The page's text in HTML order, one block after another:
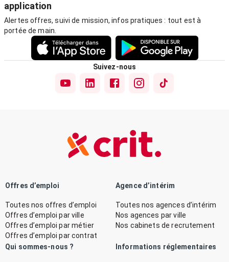
application
Alertes offres, suivi de mission, infos pratiques : tout est à
portée de main.
Suivez-nous
Offres d’emploi
Toutes nos offres d’emploi
Offres d’emploi par ville
Offres d’emploi par métier
Offres d’emploi par contrat
Agence d’intérim
Toutes nos agences d’intérim
Nos agences par ville
Nos cabinets de recrutement
Qui sommes-nous ? Informations réglementaires